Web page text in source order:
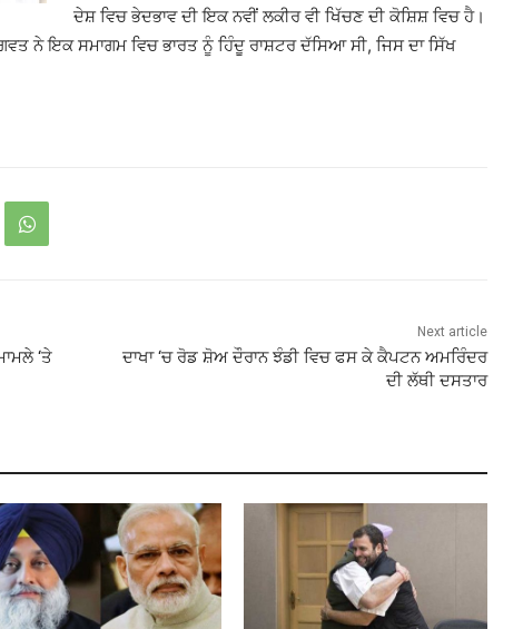
ਦੇਸ਼ ਵਿਚ ਭੇਦਭਾਵ ਦੀ ਇਕ ਨਵੀਂ ਲਕੀਰ ਵੀ ਖਿੱਚਣ ਦੀ ਕੋਸ਼ਿਸ਼ ਵਿਚ ਹੈ।
ਨੇ ਇਕ ਸਮਾਗਮ ਵਿਚ ਭਾਰਤ ਨੂੰ ਹਿੰਦੂ ਰਾਸ਼ਟਰ ਦੱਸਿਆ ਸੀ, ਜਿਸ ਦਾ ਸਿੱਖ
‘ਤੇ
Next article
ਦਾਖਾ ‘ਚ ਰੋਡ ਸ਼ੋਅ ਦੌਰਾਨ ਝੰਡੀ ਵਿਚ ਫਸ ਕੇ ਕੈਪਟਨ ਅਮਰਿੰਦਰ
ਦੀ ਲੱਥੀ ਦਸਤਾਰ